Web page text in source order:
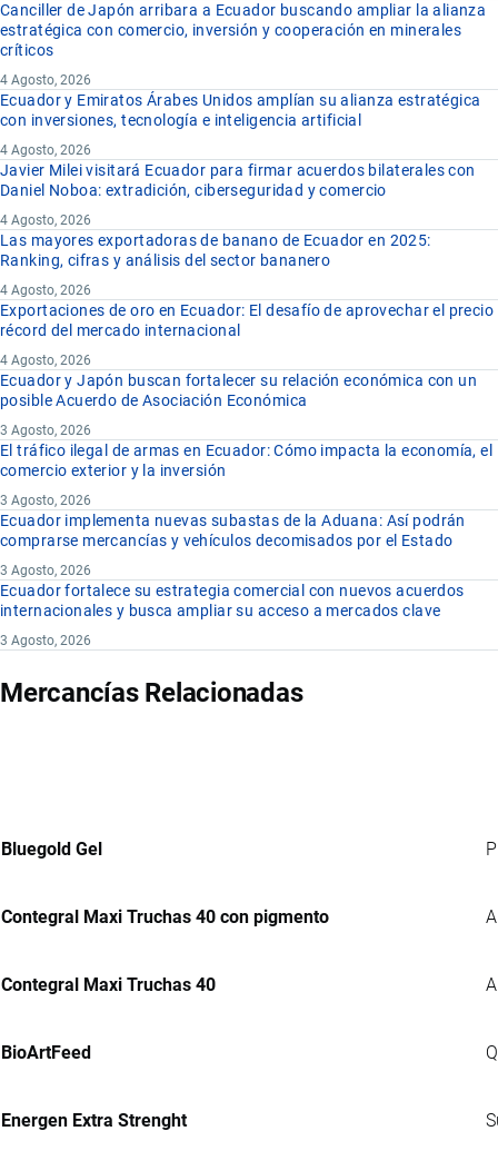
Canciller de Japón arribara a Ecuador buscando ampliar la alianza
estratégica con comercio, inversión y cooperación en minerales
críticos
4 Agosto, 2026
Ecuador y Emiratos Árabes Unidos amplían su alianza estratégica
con inversiones, tecnología e inteligencia artificial
4 Agosto, 2026
Javier Milei visitará Ecuador para firmar acuerdos bilaterales con
Daniel Noboa: extradición, ciberseguridad y comercio
4 Agosto, 2026
Las mayores exportadoras de banano de Ecuador en 2025:
Ranking, cifras y análisis del sector bananero
4 Agosto, 2026
Exportaciones de oro en Ecuador: El desafío de aprovechar el precio
récord del mercado internacional
4 Agosto, 2026
Ecuador y Japón buscan fortalecer su relación económica con un
posible Acuerdo de Asociación Económica
3 Agosto, 2026
El tráfico ilegal de armas en Ecuador: Cómo impacta la economía, el
comercio exterior y la inversión
3 Agosto, 2026
Ecuador implementa nuevas subastas de la Aduana: Así podrán
comprarse mercancías y vehículos decomisados por el Estado
3 Agosto, 2026
Ecuador fortalece su estrategia comercial con nuevos acuerdos
internacionales y busca ampliar su acceso a mercados clave
3 Agosto, 2026
Mercancías Relacionadas
Bluegold Gel
Contegral Maxi Truchas 40 con pigmento
Contegral Maxi Truchas 40
BioArtFeed
Energen Extra Strenght